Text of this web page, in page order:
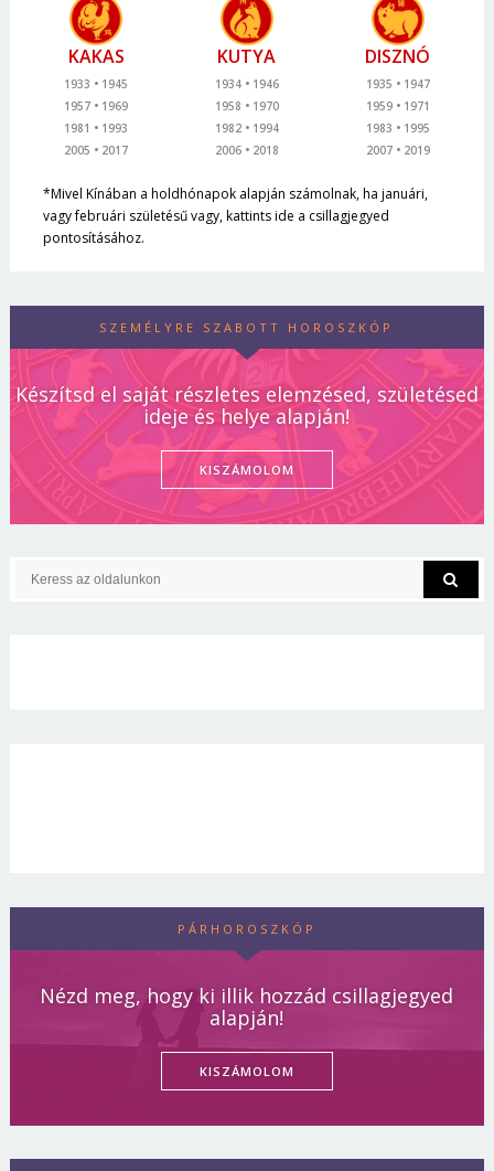
KAKAS
1933
1945
1957
1969
1981
1993
2005
2017
KUTYA
1934
1946
1958
1970
1982
1994
2006
2018
DISZNÓ
1935
1947
1959
1971
1983
1995
2007
2019
*Mivel Kínában a holdhónapok alapján számolnak, ha januári,
vagy februári születésű vagy, kattints ide a csillagjegyed
pontosításához.
SZEMÉLYRE SZABOTT HOROSZKÓP
Készítsd el saját részletes elemzésed, születésed
ideje és helye alapján!
KISZÁMOLOM
PÁRHOROSZKÓP
Nézd meg, hogy ki illik hozzád csillagjegyed
alapján!
KISZÁMOLOM